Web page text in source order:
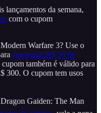
da semana,
com o cupom
Warfare 3? Use o
conseguir R$ 30 de
também é válido para
300. O cupom tem usos
Gaiden: The Man